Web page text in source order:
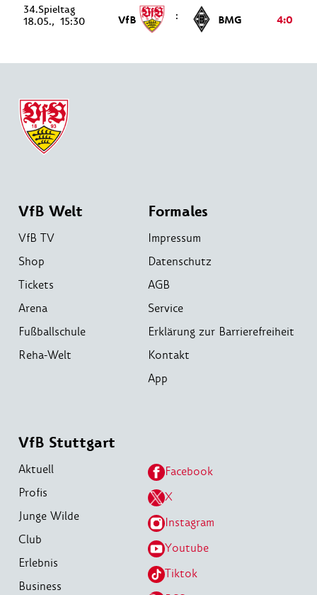
34.
18.05.
15:30 VfB : BMG 4:0
VfB Welt
VfB TV
Shop
Tickets
Arena
Fußballschule
Reha-Welt
Formales
Impressum
Datenschutz
AGB
Service
Erklärung zur Barrierefreiheit
Kontakt
App
VfB Stuttgart
Aktuell
Profis
Junge Wilde
Club
Erlebnis
Business
Facebook
X
Instagram
Youtube
Tiktok